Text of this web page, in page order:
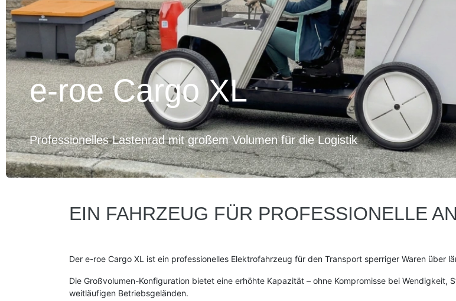
e-roe Cargo XL
Professionelles Lastenrad mit großem Volumen für die Logistik
EIN FAHRZEUG FÜR PROFESSIONELLE
Der e-roe Cargo XL ist ein professionelles Elektrofahrzeug für den Transport sperriger Waren über
Die Großvolumen-Konfiguration bietet eine erhöhte Kapazität – ohne Kompromisse bei
weitläufigen Betriebsgeländen.